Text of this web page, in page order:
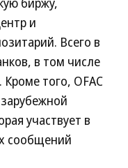
и
Всего в
в том числе
того, OFAC
участвует в
сообщений